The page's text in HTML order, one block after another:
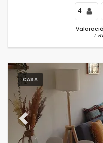
4
1
CASA
Previous